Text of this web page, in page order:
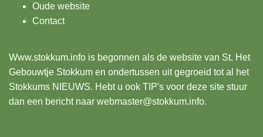
Oude website
Contact
Www.stokkum.info is begonnen als de website van St. Het
Gebouwtje Stokkum en ondertussen uit gegroeid tot al het
Stokkums NIEUWS. Hebt u ook TIP's voor deze site stuur
dan een bericht naar webmaster@stokkum.info.